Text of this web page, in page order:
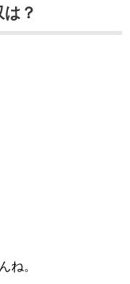
？
ね。